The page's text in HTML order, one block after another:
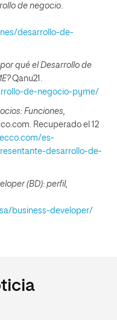
de negocio.
desarrollo-de-
qué el Desarrollo de
Qanu21.
de-negocio-pyme/
Funciones,
Recuperado el 12
es-
desarrollo-de-
(BD): perfil,
business-developer/